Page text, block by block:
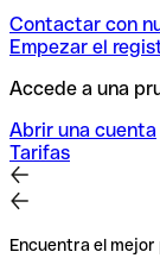
Contactar con
Empezar el
Accede a una
Abrir una cuenta
Tarifas
Encuentra el mejor